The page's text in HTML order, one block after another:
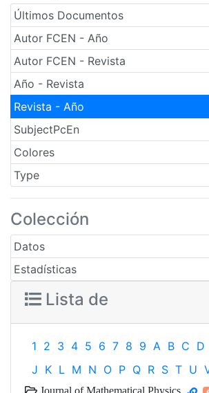
Últimos Documentos
Autor FCEN - Año
Autor FCEN - Revista
Año - Revista
Revista - Año
SubjectPcEn
Colores
Type
Colección
Datos
Estadísticas
Lista de
1 2 3 4 5 6 7 8 9 A B C D
J K L M N O P Q R S T U
Journal of Mathematical Physics